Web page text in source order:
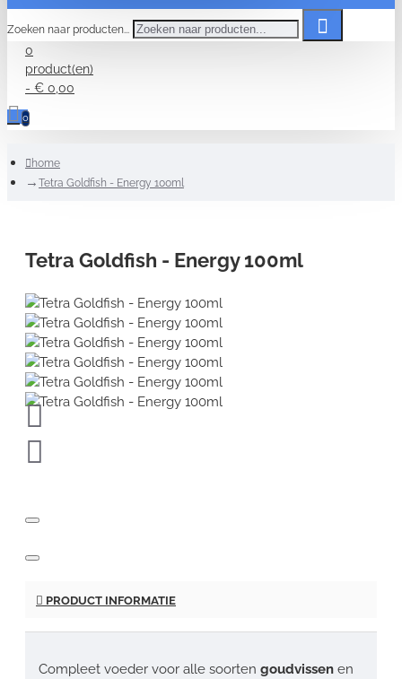
Zoeken naar producten...
0
product(en)
- € 0,00
0
home
Tetra Goldfish - Energy 100ml
Tetra Goldfish - Energy 100ml
PRODUCT INFORMATIE
Compleet voeder voor alle soorten goudvissen en